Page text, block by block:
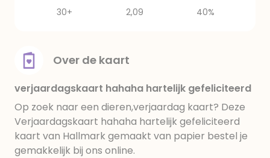
30+
2,09 40%
Over de kaart
verjaardagskaart hahaha hartelijk gefeliciteerd
Op zoek naar een dieren,verjaardag kaart? Deze
Verjaardagskaart hahaha hartelijk gefeliciteerd
kaart van Hallmark gemaakt van papier bestel je
gemakkelijk bij ons online.